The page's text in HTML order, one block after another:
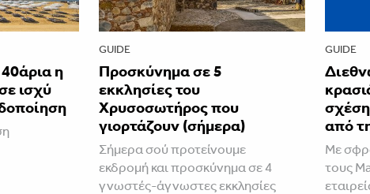
η
ισχύ
GUIDE
Προσκύνημα σε 5
εκκλησίες του
Χρυσοσωτήρος που
γιορτάζουν (σήμερα)
Σήμερα σού προτείνουμε
εκδρομή και προσκύνημα σε 4
γνωστές-άγνωστες εκκλησίες
GUIDE
από
Με
τους